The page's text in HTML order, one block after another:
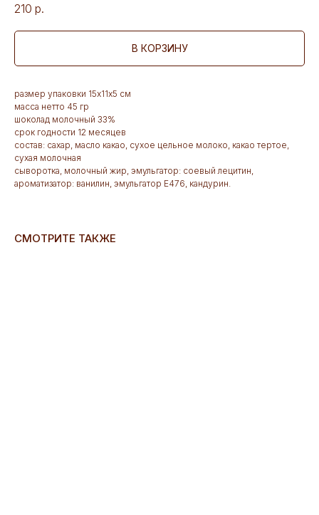
210 р.
В КОРЗИНУ
размер упаковки 15х11х5 см
масса нетто 45 гр
шоколад молочный 33%
срок годности 12 месяцев
состав: сахар, масло какао, сухое цельное молоко, какао тертое,
сухая молочная
сыворотка, молочный жир, эмульгатор: соевый лецитин,
ароматизатор: ванилин, эмульгатор Е476, кандурин.
СМОТРИТЕ ТАКЖЕ